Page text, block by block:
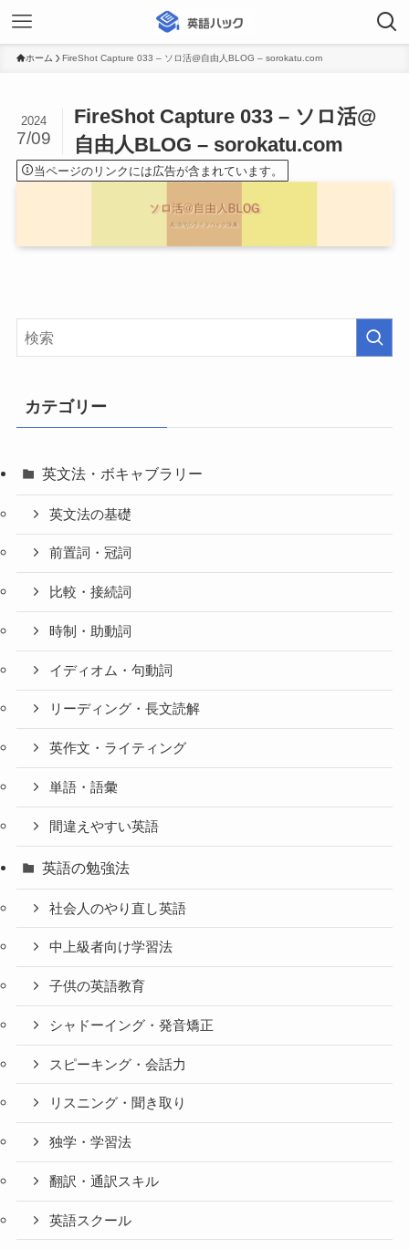
ホーム FireShot Capture 033 – ソロ活@自由人BLOG – sorokatu.com
FireShot Capture 033 – ソロ活@
自由人BLOG – sorokatu.com
2024
7/09
当ページのリンクには広告が含まれています。
カテゴリー
英文法・ボキャブラリー
英文法の基礎
前置詞・冠詞
比較・接続詞
時制・助動詞
イディオム・句動詞
リーディング・長文読解
英作文・ライティング
単語・語彙
間違えやすい英語
英語の勉強法
社会人のやり直し英語
中上級者向け学習法
子供の英語教育
シャドーイング・発音矯正
スピーキング・会話力
リスニング・聞き取り
独学・学習法
翻訳・通訳スキル
英語スクール